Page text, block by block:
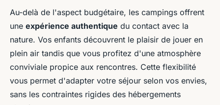
Au-delà de l'aspect budgétaire, les campings offrent
une expérience authentique du contact avec la
nature. Vos enfants découvrent le plaisir de jouer en
plein air tandis que vous profitez d'une atmosphère
conviviale propice aux rencontres. Cette flexibilité
vous permet d'adapter votre séjour selon vos envies,
sans les contraintes rigides des hébergements